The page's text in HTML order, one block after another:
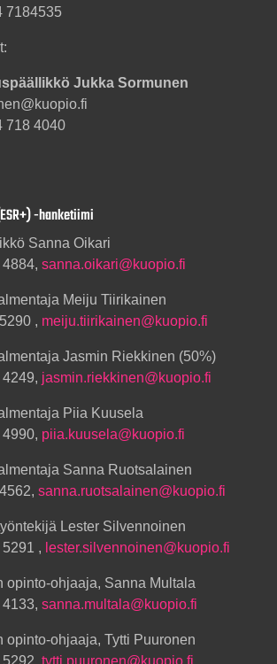
7184535
Jukka Sormunen
718 4040
-hanketiimi
Sanna Oikari
sanna.oikari@kuopio.fi
Meiju Tiirikainen
, meiju.tiirikainen@kuopio.fi
Jasmin Riekkinen (50%)
jasmin.riekkinen@kuopio.fi
Piia Kuusela
piia.kuusela@kuopio.fi
Sanna Ruotsalainen
sanna.ruotsalainen@kuopio.fi
Lester Silvennoinen
, lester.silvennoinen@kuopio.fi
opinto-ohjaaja, Sanna Multala
sanna.multala@kuopio.fi
opinto-ohjaaja, Tytti Puuronen